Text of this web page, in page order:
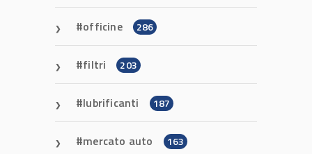
officine 286
filtri 203
lubrificanti 187
mercato auto 163